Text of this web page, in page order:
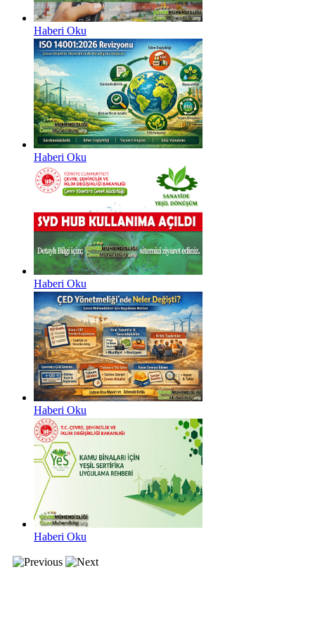
Haberi Oku
Haberi Oku
Haberi Oku
Haberi Oku
Haberi Oku